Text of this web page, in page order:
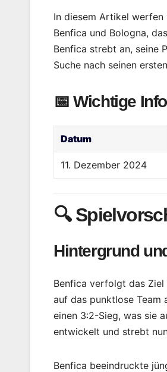
In diesem Artikel
Benfica und Bologna,
Benfica strebt an, seine
Suche nach seinen
📅 Wichtige
Datum
11. Dezember 2024
🔍
Hintergrund
Benfica verfolgt das
auf das punktlose Team
einen 3:2-Sieg, was sie
entwickelt und strebt
Benfica beeindruckte